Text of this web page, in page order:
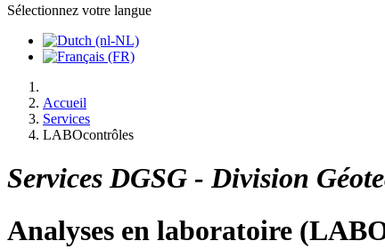
Sélectionnez votre langue
Accueil
Services
LABOcontrôles
Services DGSG - Division
Analyses en laboratoire